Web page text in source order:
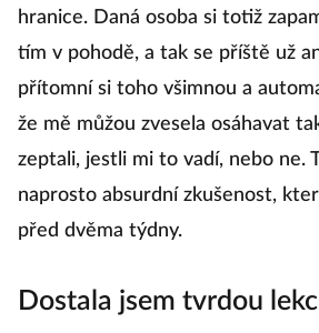
hranice. Daná osoba si totiž
tím v pohodě, a tak se příště už
přítomní si toho všimnou a
že mě můžou zvesela osáhavat
zeptali, jestli mi to vadí, nebo ne.
naprosto absurdní zkušenost,
před dvěma týdny.
Dostala jsem tvrdou